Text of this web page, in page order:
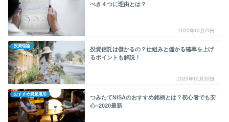
べき４つに理由とは？
2020年10月21日
投資理論
投資信託は儲かるの？仕組みと儲かる確率を上げ
るポイントも解説！
2020年10月20日
おすすめ資産運用
つみたてNISAのおすすめ銘柄とは？初心者でも安
心−2020最新